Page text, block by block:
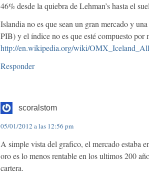
46% desde la quiebra de Lehman’s hasta el
Islandia no es que sean un gran mercado y
PIB) y el índice no es que esté compuesto por
http://en.wikipedia.org/wiki/
Responder
scoralstom
05/01/2012 a las 12:56 pm
A simple vista del grafico, el mercado estaba
oro es lo menos rentable en los ultimos 200
cartera.